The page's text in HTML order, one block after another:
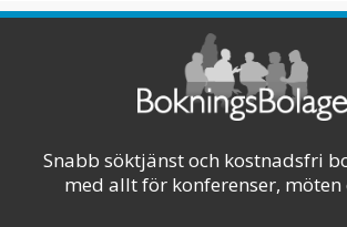
Snabb söktjänst och kostnadsfri
med allt för konferenser, möten